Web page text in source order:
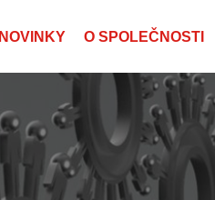
NOVINKY O SPOLEČNOSTI